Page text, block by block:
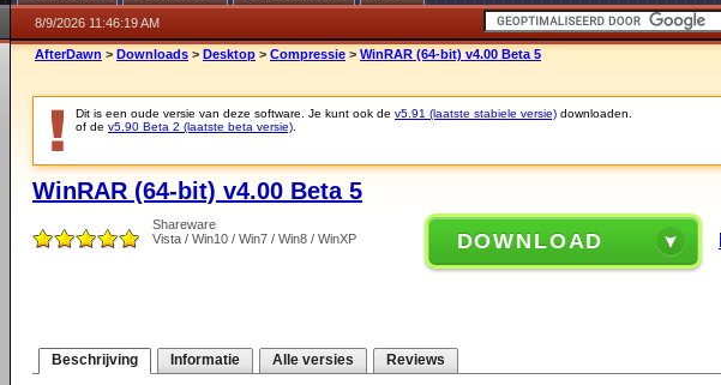
8/9/2026 11:46:19 AM
AfterDawn > Downloads > Desktop > Compressie > WinRAR (64-bit) v4.00 Beta 5
Dit is een oude versie van deze software. Je kunt ook de v5.91 (laatste stabiele versie) downloaden.
of de v5.90 Beta 2 (laatste beta versie)
WinRAR (64-bit) v4.00 Beta 5
Shareware
Vista / Win10 / Win7 / Win8 / WinXP
DOWNLOAD
Beschrijving Informatie Alle versies Reviews